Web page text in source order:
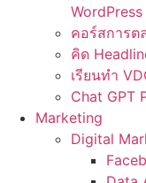
WordPress
คอร์สการต
คิด
เรียนทำ
Chat GPT
Marketing
Digital